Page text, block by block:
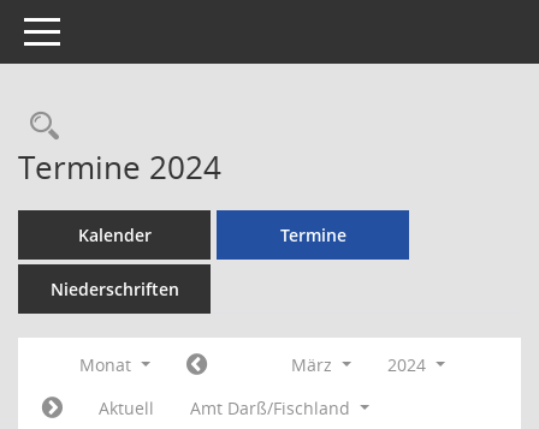
Toggle navigation
Rechercheauswahl
Termine 2024
Kalender Termine
Niederschriften
Monat März
2024
Aktuell
Amt Darß/Fischland